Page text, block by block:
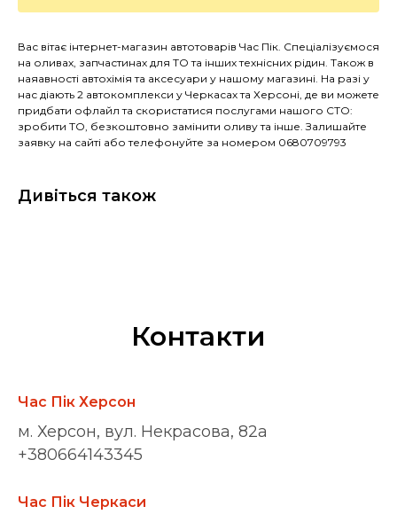
Вас вітає інтернет-магазин автотоварів Час Пік. Спеціалізуємося
на оливах, запчастинах для ТО та інших технісних рідин. Також в
наяавності автохімія та аксесуари у нашому магазині. На разі у
нас діають 2 автокомплекси у Черкасах та Херсоні, де ви можете
придбати офлайл та скористатися послугами нашого СТО:
зробити ТО, безкоштовно замінити оливу та інше. Залишайте
заявку на сайті або телефонуйте за номером 0680709793
Дивіться також
Контакти
Час Пік Херсон
м. Херсон, вул. Некрасова, 82а
+380664143345
Час Пік Черкаси